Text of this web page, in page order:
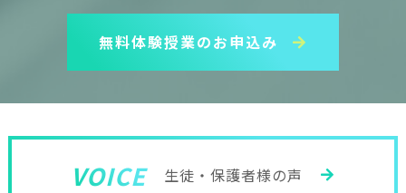
無料体験授業のお申込み
VOICE 生徒・保護者様の声